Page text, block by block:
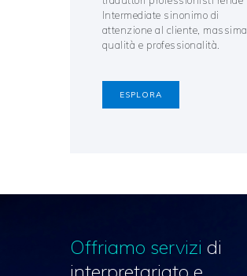
Intermediate sinonimo di
attenzione al cliente, massima
qualità e professionalità.
ESPLORA
Offriamo servizi di
interpretariato e